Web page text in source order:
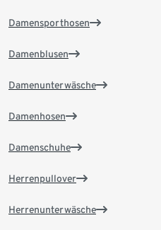
Damensporthosen
Damenblusen
Damenunterwäsche
Damenhosen
Damenschuhe
Herrenpullover
Herrenunterwäsche